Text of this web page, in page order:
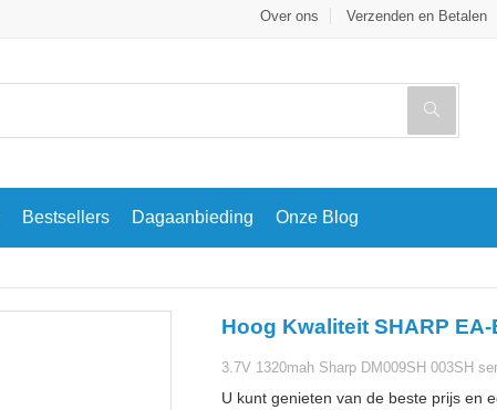
Over ons Verzenden en Betalen
Bestsellers Dagaanbieding Onze Blog
Hoog Kwaliteit SHARP
3.7V 1320mah Sharp DM009SH 003SH
U kunt genieten van de beste prijs en